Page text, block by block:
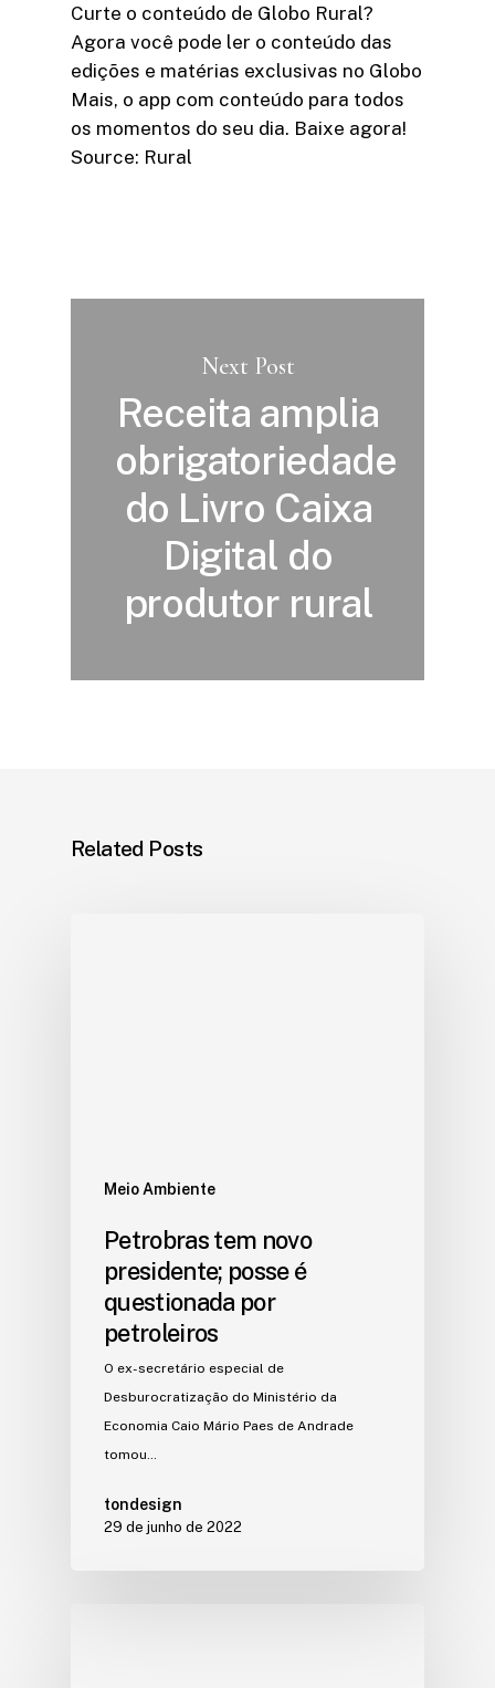
Curte o conteúdo de Globo Rural?
Agora você pode ler o conteúdo das
edições e matérias exclusivas no Globo
Mais, o app com conteúdo para todos
os momentos do seu dia. Baixe agora!
Source: Rural
Next Post
Receita amplia
obrigatoriedade
do Livro Caixa
Digital do
produtor rural
Related Posts
Meio Ambiente
Petrobras tem novo
presidente; posse é
questionada por
petroleiros
O ex-secretário especial de
Desburocratização do Ministério da
Economia Caio Mário Paes de Andrade
tomou…
tondesign
29 de junho de 2022